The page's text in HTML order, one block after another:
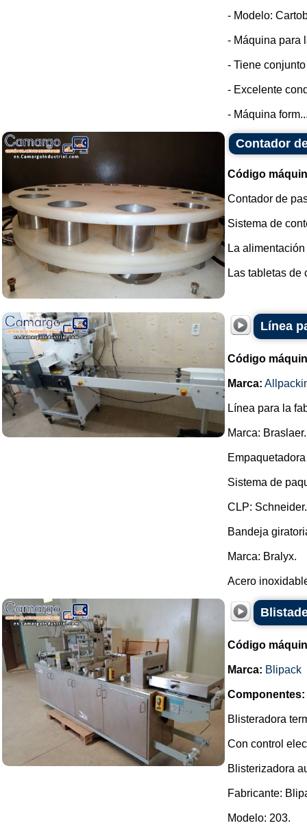
- Modelo:
- Máquina para
- Tiene
- Excelente
- Máquina
Contador
Código
Contador de
Sistema de
La
Las tabletas de
Línea
Código
Marca:
Línea para la
Marca: Braslaer.
Sistema de
CLP: Schneider.
Bandeja
Marca: Bralyx.
Acero
Código
Marca: Blipack
Componentes:
Blisteradora
Con control
Blisterizadora
Fabricante:
Modelo: 203.